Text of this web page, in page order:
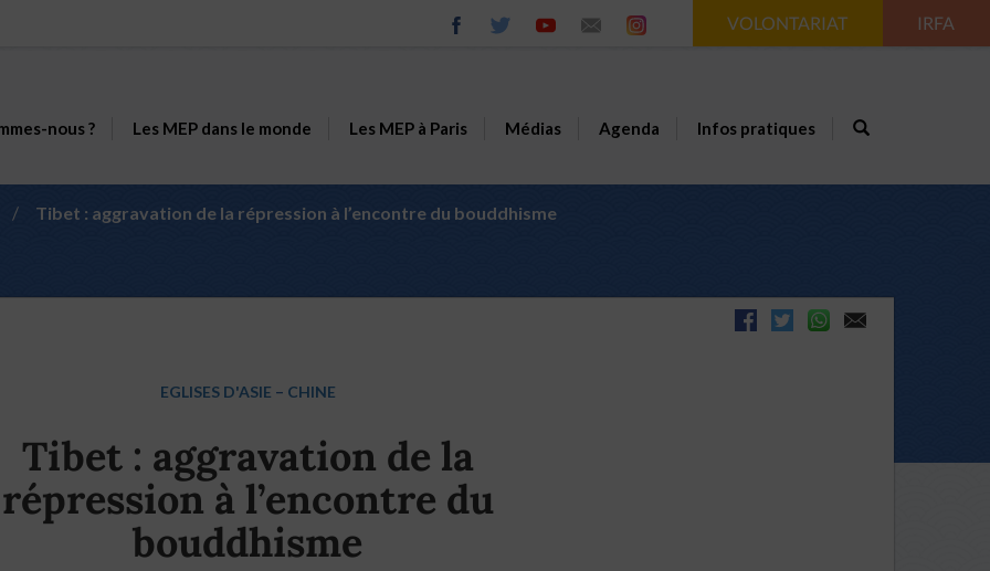
VOLONTARIAT IRFA
nous ? Les MEP dans le monde Les MEP à Paris Médias Agenda Infos pratiques
/ Tibet : aggravation de la répression à l’encontre du bouddhisme
EGLISES D'ASIE – CHINE
Tibet : aggravation de la
répression à l’encontre du
bouddhisme